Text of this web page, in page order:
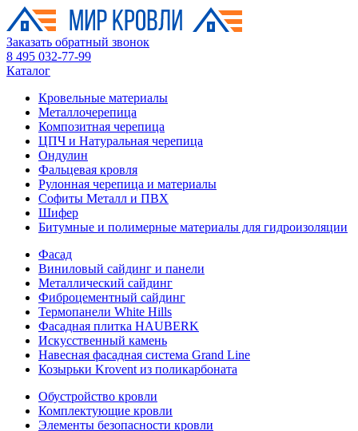
Заказать обратный звонок
8 495 032-77-99
Каталог
Кровельные материалы
Металлочерепица
Композитная черепица
ЦПЧ и Натуральная черепица
Ондулин
Фальцевая кровля
Рулонная черепица и материалы
Софиты Металл и ПВХ
Шифер
Битумные и полимерные материалы для гидроизоляции
Фасад
Виниловый сайдинг и панели
Металлический сайдинг
Фиброцементный сайдинг
Термопанели White Hills
Фасадная плитка HAUBERK
Искусственный камень
Навесная фасадная система Grand Line
Козырьки Krovent из поликарбоната
Обустройство кровли
Комплектующие кровли
Элементы безопасности кровли